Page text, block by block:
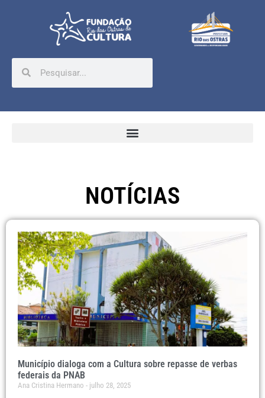
NOTÍCIAS
Município dialoga com a Cultura sobre repasse de verbas
federais da PNAB
Ana Cristina Hermano julho 28, 2025